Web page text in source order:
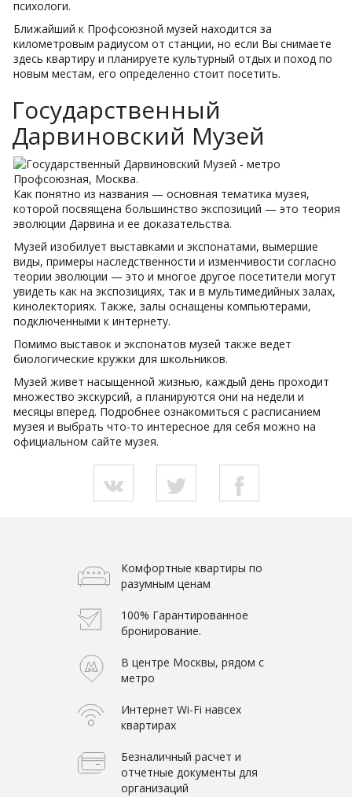
психологи.
Ближайший к Профсоюзной музей находится за
километровым радиусом от станции, но если Вы снимаете
здесь квартиру и планируете культурный отдых и поход по
новым местам, его определенно стоит посетить.
Государственный
Дарвиновский Музей
Как понятно из названия — основная тематика музея,
которой посвящена большинство экспозиций — это теория
эволюции Дарвина и ее доказательства.
Музей изобилует выставками и экспонатами, вымершие
виды, примеры наследственности и изменчивости согласно
теории эволюции — это и многое другое посетители могут
увидеть как на экспозициях, так и в мультимедийных залах,
кинолекториях. Также, залы оснащены компьютерами,
подключенными к интернету.
Помимо выставок и экспонатов музей также ведет
биологические кружки для школьников.
Музей живет насыщенной жизнью, каждый день проходит
множество экскурсий, а планируются они на недели и
месяцы вперед. Подробнее ознакомиться с расписанием
музея и выбрать что-то интересное для себя можно на
официальном сайте музея.
Комфортные квартиры по
разумным ценам
100% Гарантированное
бронирование.
В центре Москвы, рядом с
метро
Интернет Wi-Fi навсех
квартирах
Безналичный расчет и
отчетные документы для
организаций